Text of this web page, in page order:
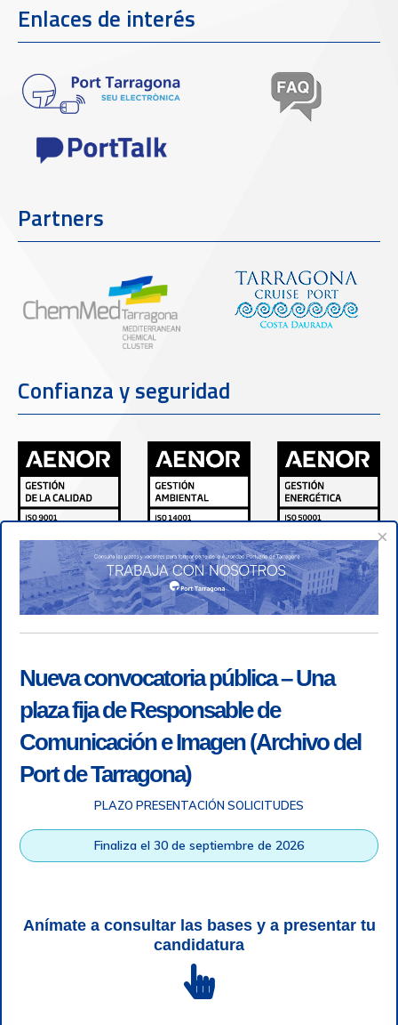
Enlaces de interés
Partners
Confianza y seguridad
grabación telefónica
| SGSI |
Login
Autoridad Portuaria de Tarragona © Todos los derechos
×
Nueva convocatoria pública – Una
plaza fija de Responsable de
Comunicación e Imagen (Archivo del
Port de Tarragona)
PLAZO PRESENTACIÓN SOLICITUDES
Finaliza el 30 de septiembre de 2026
Anímate a consultar las bases y a presentar tu
candidatura